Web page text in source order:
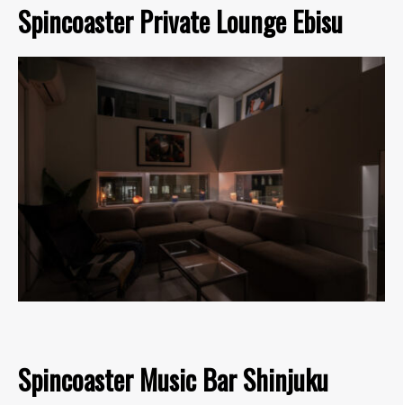
Spincoaster Private Lounge Ebisu
Spincoaster Music Bar Shinjuku